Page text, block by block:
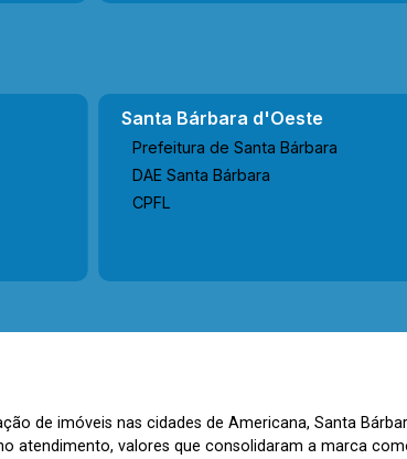
Santa Bárbara d'Oeste
Prefeitura de Santa Bárbara
DAE Santa Bárbara
CPFL
de imóveis nas cidades de Americana, Santa
atendimento, valores que consolidaram a marca